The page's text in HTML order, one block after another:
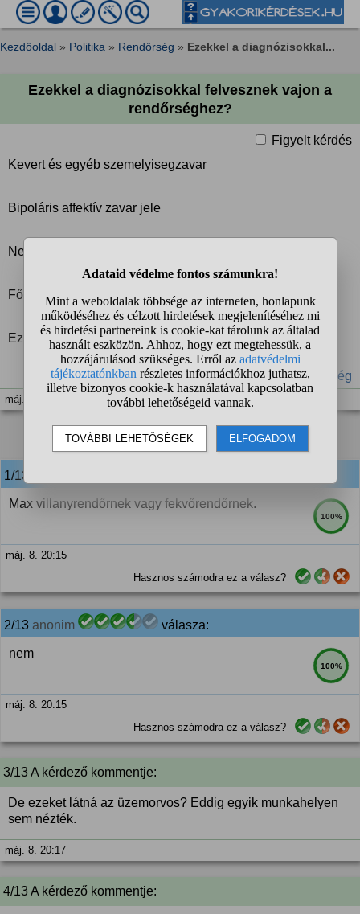
Kezdőoldal » Politika » Rendőrség » Ezekkel a diagnózisokkal...
Ezekkel a diagnózisokkal felvesznek vajon a
rendőrséghez?
Figyelt kérdés
Kevert és egyéb szemelyisegzavar
Bipoláris affektív zavar jele
Nem meghatározott szorongás
Főként kompulzív cselekedetek (rögeszmés rítusok)
Ezek vannak nekem.
#rendőrség
máj. 8. 20:14
1 2
1/13
100%
Max villanyrendőrnek vagy fekvőrendőrnek.
máj. 8. 20:15
Hasznos számodra ez a válasz?
2/13 anonim válasza:
100%
nem
máj. 8. 20:15
Hasznos számodra ez a válasz?
3/13 A kérdező kommentje:
De ezeket látná az üzemorvos? Eddig egyik munkahelyen
sem nézték.
máj. 8. 20:17
4/13 A kérdező kommentje: